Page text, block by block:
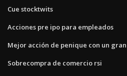
Cue stocktwits
Acciones pre ipo para empleados
Mejor acción de penique con un
Sobrecompra de comercio rsi